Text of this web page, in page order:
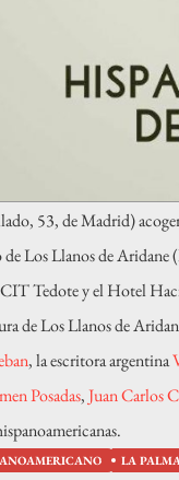
53, de Madrid)
Los Llanos de
Tedote y el Hotel
de Los Llanos de
, la escritora argentina
Posadas,Juan Carlos
LA